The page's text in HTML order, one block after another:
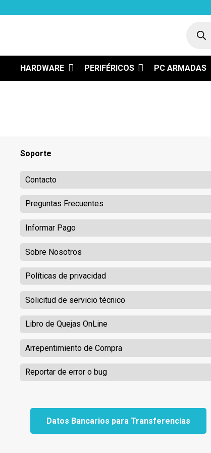
HARDWARE PERIFÉRICOS PC ARMADAS
Soporte
Contacto
Preguntas Frecuentes
Informar Pago
Sobre Nosotros
Políticas de privacidad
Solicitud de servicio técnico
Libro de Quejas OnLine
Arrepentimiento de Compra
Reportar de error o bug
Datos Bancarios para Transferencias